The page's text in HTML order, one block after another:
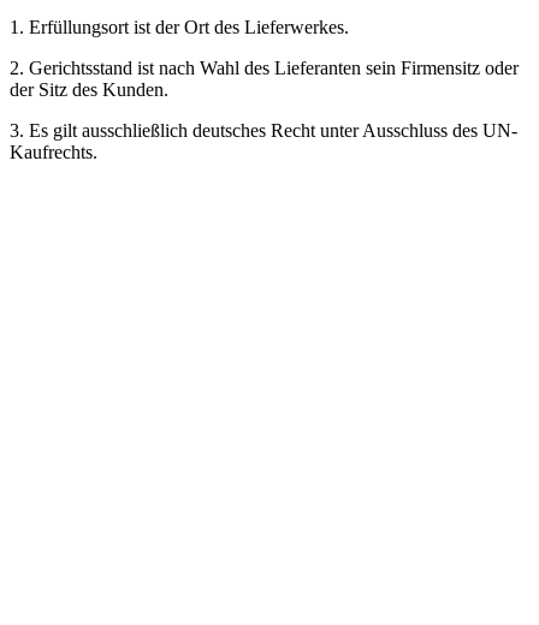
1. Erfüllungsort ist der Ort des Lieferwerkes.
2. Gerichtsstand ist nach Wahl des Lieferanten sein Firmensitz oder
der Sitz des Kunden.
3. Es gilt ausschließlich deutsches Recht unter Ausschluss des UN-
Kaufrechts.